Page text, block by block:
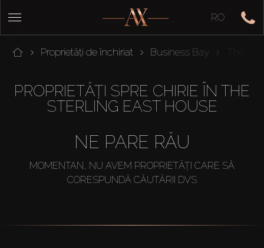
RO
Proprietăți de închiriat Business Bay The
PROPRIETĂȚI SPRE CHIRIE ÎN THE
STERLING EAST HOUSE
NE PARE RĂU
MOMENTAN, NU AVEM PROPRIETĂȚI CARE SĂ
CORESPUNDĂ CĂUTĂRII DVS